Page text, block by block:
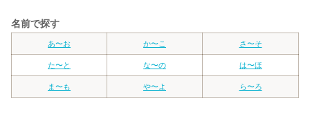
名前で探す
あ〜お か〜こ さ〜そ
た〜と な〜の は〜ほ
ま〜も や〜よ ら〜ろ